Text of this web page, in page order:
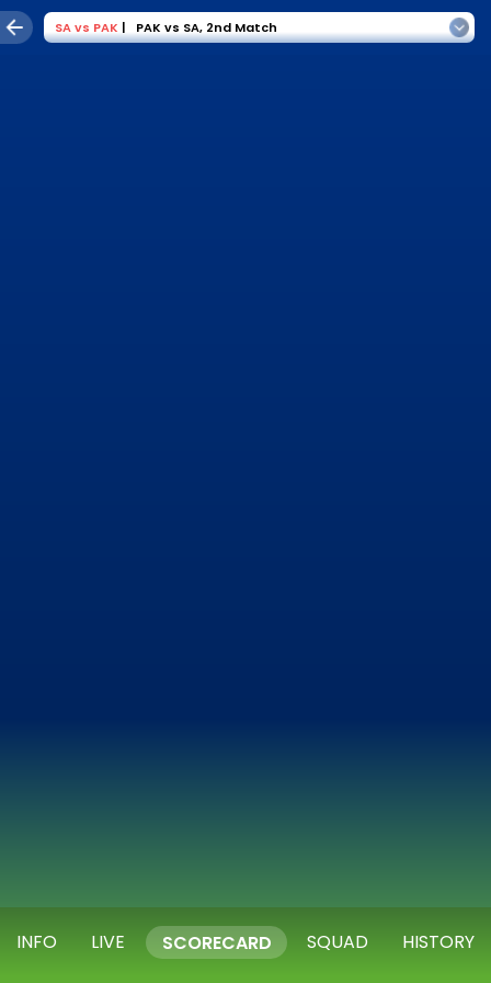
SAvs PAK | PAK vs SA, 2nd Match
INFO LIVE SCORECARD SQUAD HISTORY